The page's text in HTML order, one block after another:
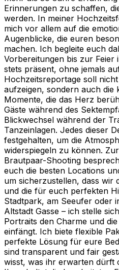
Erinnerungen zu schaffen,
werden. In meiner
mich vor allem auf die
Augenblicke, die euren
machen. Ich begleite euch
Vorbereitungen bis zur Feier
stets präsent, ohne jemals
Hochzeitsreportage soll
aufzeigen, sondern auch die
Momente, die das Herz
Gäste während des
Blickwechsel während der
Tanzeinlagen. Jedes dieser
festgehalten, um die
widerspiegeln zu können.
Brautpaar-Shooting
euch die besten Locations
um sicherzustellen, dass wir
und die für euch perfekten
Stadtpark, am Seeufer oder
Altstadt Gasse – ich stelle
Portraits den Charme und
einfängt. Ich biete flexible
perfekte Lösung für eure
sind transparent und fair
wisst, was ihr erwarten dürft